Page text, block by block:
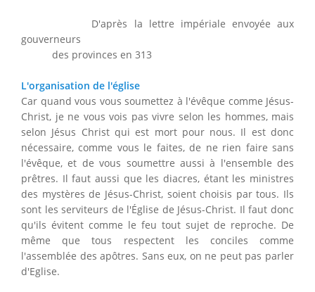
D'après la lettre impériale envoyée aux
gouverneurs
des provinces en 313
L'organisation de l'église
Car quand vous vous soumettez à l'évêque comme Jésus-
Christ, je ne vous vois pas vivre selon les hommes, mais
selon Jésus Christ qui est mort pour nous. Il est donc
nécessaire, comme vous le faites, de ne rien faire sans
l'évêque, et de vous soumettre aussi à l'ensemble des
prêtres. Il faut aussi que les diacres, étant les ministres
des mystères de Jésus-Christ, soient choisis par tous. Ils
sont les serviteurs de l'Église de Jésus-Christ. Il faut donc
qu'ils évitent comme le feu tout sujet de reproche. De
même que tous respectent les conciles comme
l'assemblée des apôtres. Sans eux, on ne peut pas parler
d'Eglise.